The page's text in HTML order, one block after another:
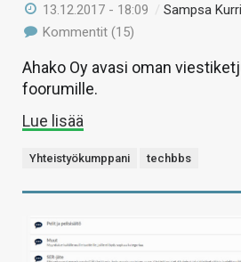
13.12.2017 - 18:09 /Sampsa Kurri
Kommentit (15)
Ahako Oy avasi oman
foorumille.
Lue lisää
Yhteistyökumppani techbbs